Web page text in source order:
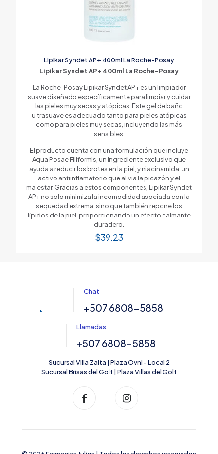
Lipikar Syndet AP+ 400ml La Roche-Posay
Lipikar Syndet AP+ 400ml La Roche-Posay
La Roche-Posay Lipikar Syndet AP+ es un limpiador
suave diseñado específicamente para limpiar y cuidar
las pieles muy secas y atópicas. Este gel de baño
ultrasuave es adecuado tanto para pieles atópicas
como para pieles muy secas, incluyendo las más
sensibles.
El producto cuenta con una formulación que incluye
Aqua Posae Filiformis, un ingrediente exclusivo que
ayuda a reducir los brotes en la piel, y niacinamida, un
activo antiinflamatorio que alivia la picazón y el
malestar. Gracias a estos componentes, Lipikar Syndet
AP+ no solo minimiza la incomodidad asociada con la
sequedad extrema, sino que también repone los
lípidos de la piel, proporcionando un efecto calmante
duradero.
$39.23
Chat
+507 6808-5858
Llamadas
+507 6808-5858
Sucursal Villa Zaita | Plaza Ovni - Local 2
Sucursal Brisas del Golf | Plaza Villas del Golf